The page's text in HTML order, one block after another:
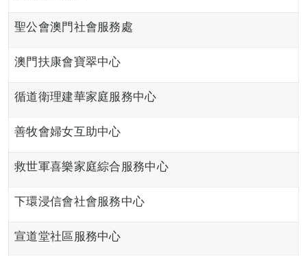
聖公會澳門社會服務處
澳門扶康會寶翠中心
循道衛理建華家庭服務中心
善牧會婦女互助中心
救世軍喜樂家庭綜合服務中心
下環浸信會社會服務中心
宣道堂社區服務中心